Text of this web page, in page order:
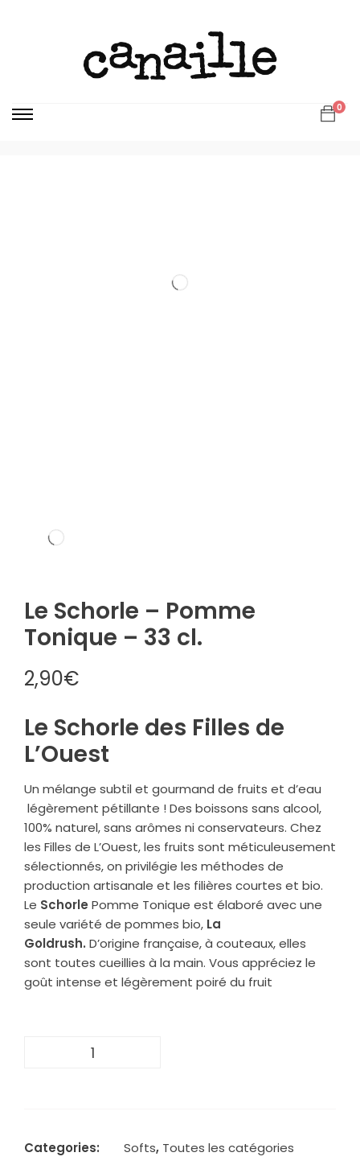
0
Le Schorle – Pomme Tonique – 33 cl.
Le Schorle – Pomme
Tonique – 33 cl.
2,90€
Le Schorle des Filles de
L’Ouest
Un mélange subtil et gourmand de fruits et d’eau
légèrement pétillante ! Des boissons sans alcool,
100% naturel, sans arômes ni conservateurs. Chez
les Filles de L’Ouest, les fruits sont méticuleusement
sélectionnés, on privilégie les méthodes de
production artisanale et les filières courtes et bio.
Le Schorle Pomme Tonique est élaboré avec une
seule variété de pommes bio, La
Goldrush. D’origine française, à couteaux, elles
sont toutes cueillies à la main. Vous appréciez le
goût intense et légèrement poiré du fruit
Tonique
Categories: Softs, Toutes les catégories